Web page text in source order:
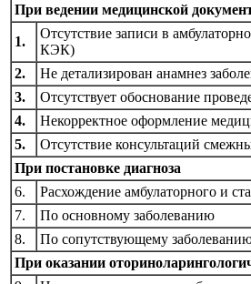
При ведении медицинской
1.
Отсутствие записи в
КЭК)
2.
Не детализирован анамнез
3.
Отсутствует обоснование
4.
Некорректное оформление
5.
Отсутствие консультаций
При постановке диагноза
6.
Расхождение амбулаторного и
7.
По основному заболеванию
8.
По сопутствующему
При оказании